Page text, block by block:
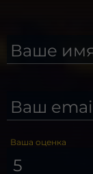
Ваше
Ваш
Ваша оценка